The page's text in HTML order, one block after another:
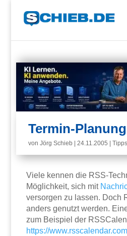
Termin-
vonJörg Schieb |24.11.2005 |Tipps
Viele kennen die RSS-
Möglichkeit, sich mit
versorgen zu lassen. Doch
anders genutzt werden.
zum Beispiel der
https://www.rsscalendar.com